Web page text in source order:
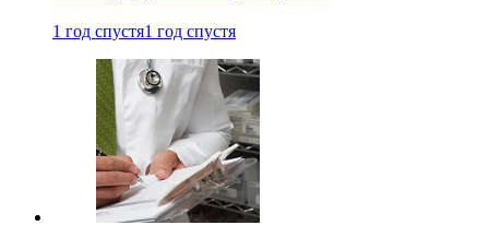
1 год спустя1 год спустя